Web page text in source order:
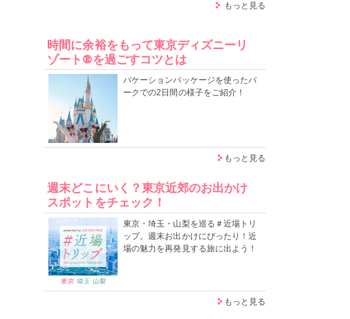
もっと見る
時間に余裕をもって東京ディズニーリ
ゾート®を過ごすコツとは
バケーションパッケージを使ったパ
ークでの2日間の様子をご紹介！
もっと見る
週末どこにいく？東京近郊のお出かけ
スポットをチェック！
東京・埼玉・山梨を巡る＃近場トリ
ップ。週末お出かけにぴったり！近
場の魅力を再発見する旅に出よう！
もっと見る